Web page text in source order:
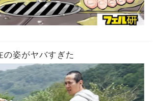
の姿がヤバすぎた